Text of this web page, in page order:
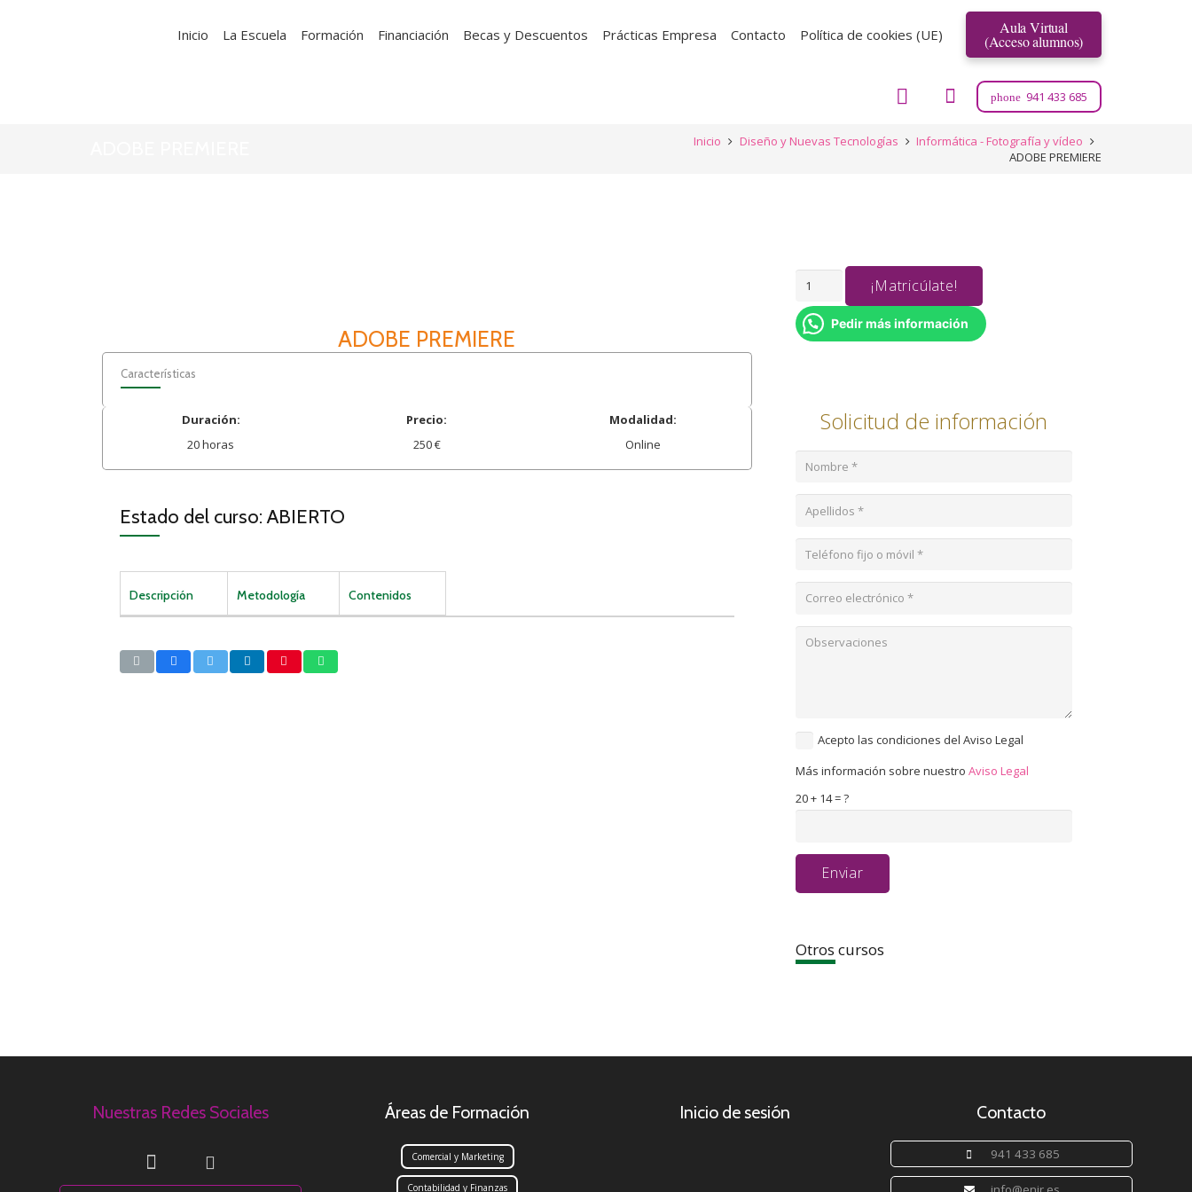
Inicio La Escuela Formación Financiación Becas y Descuentos Prácticas Empresa Contacto Política de cookies (UE) Aula Virtual
(Acceso alumnos)
phone 941 433 685
Inicio Diseño y Nuevas Tecnologías
Informática - Fotografía y vídeo
ADOBE PREMIERE
ADOBE PREMIERE
Características
Duración:
20 horas
Precio:
250 €
Modalidad:
Online
Estado del curso: ABIERTO
Descripción Metodología Contenidos
ADOBE
PREMIERE
cantidad
¡Matricúlate!
Pedir más información
Solicitud de información
Acepto las condiciones del Aviso Legal
Más información sobre nuestroAviso Legal
20 + 14 = ?
Enviar
Otros cursos
Nuestras Redes Sociales Áreas de Formación
Comercial y Marketing
Contabilidad y Finanzas
Inicio de sesión Contacto
941 433 685